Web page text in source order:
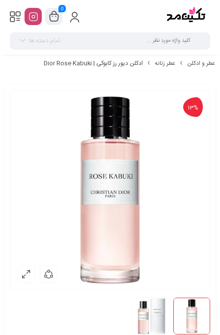
0
تمام دسته ها
عطر و ادکلن عطر زنانه ادکلن دیور رز کابوکی | Dior Rose Kabuki
13%